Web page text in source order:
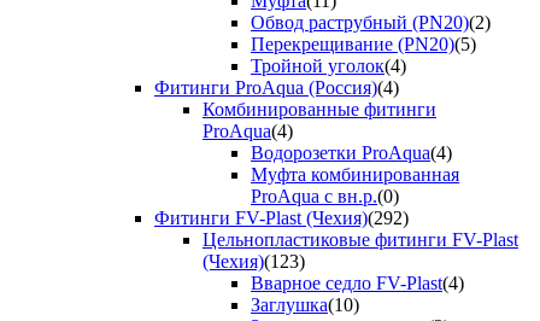
Обвод раструбный (PN20)(2)
Перекрещивание (PN20)(5)
Тройной уголок(4)
Фитинги ProAqua (Россия)(4)
Комбинированные фитинги
ProAqua(4)
Водорозетки ProAqua(4)
Муфта комбинированная
ProAqua с вн.р.(0)
Фитинги FV-Plast (Чехия)(292)
Цельнопластиковые фитинги FV-Plast
(Чехия)(123)
Вварное седло FV-Plast(4)
Заглушка(10)